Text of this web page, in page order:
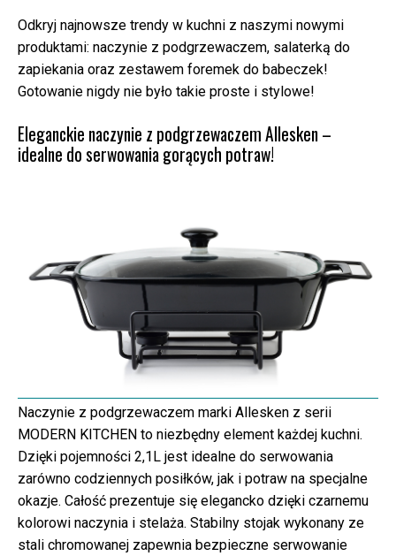
Odkryj najnowsze trendy w kuchni z naszymi nowymi
produktami: naczynie z podgrzewaczem, salaterką do
zapiekania oraz zestawem foremek do babeczek!
Gotowanie nigdy nie było takie proste i stylowe!
Eleganckie naczynie z podgrzewaczem Allesken –
idealne do serwowania gorących potraw!
Naczynie z podgrzewaczem marki Allesken z serii
MODERN KITCHEN to niezbędny element każdej kuchni.
Dzięki pojemności 2,1L jest idealne do serwowania
zarówno codziennych posiłków, jak i potraw na specjalne
okazje. Całość prezentuje się elegancko dzięki czarnemu
kolorowi naczynia i stelaża. Stabilny stojak wykonany ze
stali chromowanej zapewnia bezpieczne serwowanie